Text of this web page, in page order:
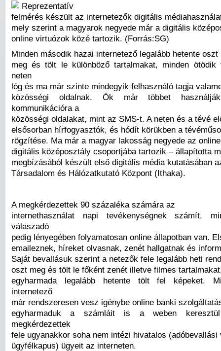
Reprezentatív
felmérés készült az internetezők digitális
mely szerint a magyarok negyede már a digitális
online virtuózok közé tartozik. (Forrás:SG)
Minden második hazai internetező legalább hetente oszt
meg és tölt le különböző tartalmakat, minden ötödik
neten
lóg és ma már szinte mindegyik felhasználó tagja
közösségi oldalnak. Ők már többet
kommunikációra a
közösségi oldalakat, mint az SMS-t. A neten és a tévé
elsősorban hírfogyasztók, és hódít körükben a
rögzítése. Ma már a magyar lakosság negyede az
digitális középosztály csoportjába tartozik – állapította
megbízásából készült első digitális média kutatásában
Társadalom és Hálózatkutató Központ (Ithaka).
A megkérdezettek 90 százaléka számára az
internethasználat napi tevékenységnek számít,
válaszadó
pedig lényegében folyamatosan online állapotban van.
emaileznek, híreket olvasnak, zenét hallgatnak és
Saját bevallásuk szerint a netezők fele legalább heti
oszt meg és tölt le főként zenét illetve filmes
egyharmada legalább hetente tölt fel képeket.
internetező
már rendszeresen vesz igénybe online banki
egyharmaduk a számláit is a weben
megkérdezettek
fele ugyanakkor soha nem intézi hivatalos (adóbevallási
ügyfélkapus) ügyeit az interneten.